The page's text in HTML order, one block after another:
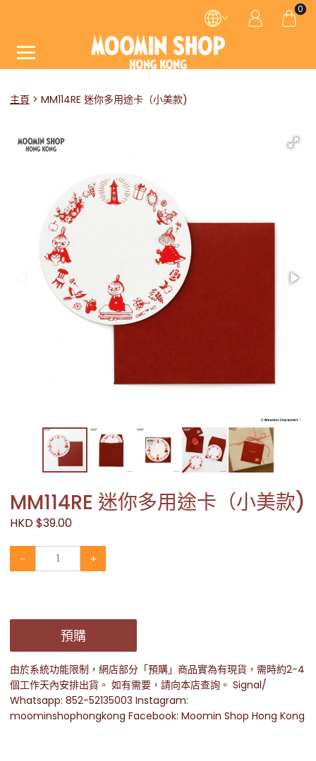
0
主頁 MM114RE 迷你多用途卡（小美款)
MM114RE 迷你多用途卡（小美款)
HKD $39.00
- +
預購
由於系統功能限制，網店部分「預購」商品實為有現貨，需時約2-4
個工作天內安排出貨。 如有需要，請向本店查詢。 Signal/
Whatsapp: 852-52135003 Instagram:
moominshophongkong Facebook: Moomin Shop Hong Kong